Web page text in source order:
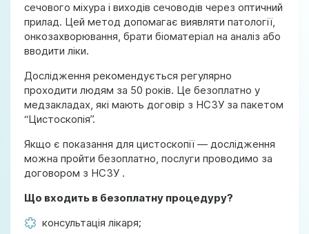
сечового міхура і виходів сечоводів через оптичний
прилад. Цей метод допомагає виявляти патології,
онкозахворювання, брати біоматеріал на аналіз або
вводити ліки.
Дослідження рекомендується регулярно
проходити людям за 50 років. Це безоплатно у
медзакладах, які мають договір з НСЗУ за пакетом
“Цистоскопія”.
Якщо є показання для цистоскопії — дослідження
можна пройти безоплатно, послуги проводимо за
договором з НСЗУ .
Що входить в безоплатну процедуру?
консультація лікаря;